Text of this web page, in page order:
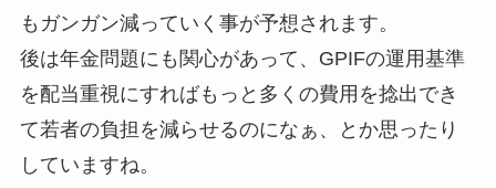
もガンガン減っていく事が予想されます。
後は年金問題にも関心があって、GPIFの運用基準
を配当重視にすればもっと多くの費用を捻出でき
て若者の負担を減らせるのになぁ、とか思ったり
していますね。